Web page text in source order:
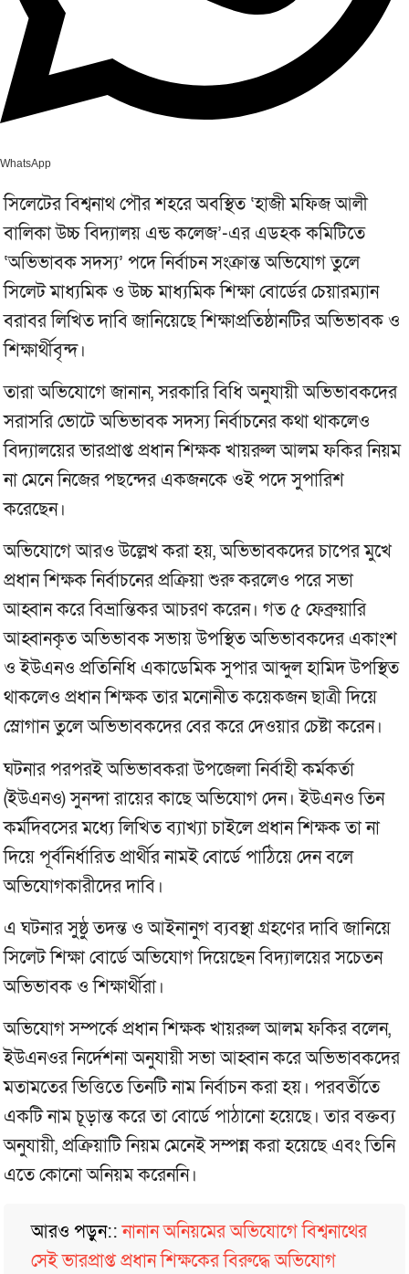
WhatsApp
সিলেটের বিশ্বনাথ পৌর শহরে অবস্থিত ‘হাজী মফিজ আলী
বালিকা উচ্চ বিদ্যালয় এন্ড কলেজ’-এর এডহক কমিটিতে
‘অভিভাবক সদস্য’ পদে নির্বাচন সংক্রান্ত অভিযোগ তুলে
সিলেট মাধ্যমিক ও উচ্চ মাধ্যমিক শিক্ষা বোর্ডের চেয়ারম্যান
বরাবর লিখিত দাবি জানিয়েছে শিক্ষাপ্রতিষ্ঠানটির অভিভাবক ও
শিক্ষার্থীবৃন্দ।
তারা অভিযোগে জানান, সরকারি বিধি অনুযায়ী অভিভাবকদের
সরাসরি ভোটে অভিভাবক সদস্য নির্বাচনের কথা থাকলেও
বিদ্যালয়ের ভারপ্রাপ্ত প্রধান শিক্ষক খায়রুল আলম ফকির নিয়ম
না মেনে নিজের পছন্দের একজনকে ওই পদে সুপারিশ
করেছেন।
অভিযোগে আরও উল্লেখ করা হয়, অভিভাবকদের চাপের মুখে
প্রধান শিক্ষক নির্বাচনের প্রক্রিয়া শুরু করলেও পরে সভা
আহ্বান করে বিভ্রান্তিকর আচরণ করেন। গত ৫ ফেব্রুয়ারি
আহ্বানকৃত অভিভাবক সভায় উপস্থিত অভিভাবকদের একাংশ
ও ইউএনও প্রতিনিধি একাডেমিক সুপার আব্দুল হামিদ উপস্থিত
থাকলেও প্রধান শিক্ষক তার মনোনীত কয়েকজন ছাত্রী দিয়ে
স্লোগান তুলে অভিভাবকদের বের করে দেওয়ার চেষ্টা করেন।
ঘটনার পরপরই অভিভাবকরা উপজেলা নির্বাহী কর্মকর্তা
(ইউএনও) সুনন্দা রায়ের কাছে অভিযোগ দেন। ইউএনও তিন
কর্মদিবসের মধ্যে লিখিত ব্যাখ্যা চাইলে প্রধান শিক্ষক তা না
দিয়ে পূর্বনির্ধারিত প্রার্থীর নামই বোর্ডে পাঠিয়ে দেন বলে
অভিযোগকারীদের দাবি।
এ ঘটনার সুষ্ঠু তদন্ত ও আইনানুগ ব্যবস্থা গ্রহণের দাবি জানিয়ে
সিলেট শিক্ষা বোর্ডে অভিযোগ দিয়েছেন বিদ্যালয়ের সচেতন
অভিভাবক ও শিক্ষার্থীরা।
অভিযোগ সম্পর্কে প্রধান শিক্ষক খায়রুল আলম ফকির বলেন,
ইউএনওর নির্দেশনা অনুযায়ী সভা আহ্বান করে অভিভাবকদের
মতামতের ভিত্তিতে তিনটি নাম নির্বাচন করা হয়। পরবর্তীতে
একটি নাম চূড়ান্ত করে তা বোর্ডে পাঠানো হয়েছে। তার বক্তব্য
অনুযায়ী, প্রক্রিয়াটি নিয়ম মেনেই সম্পন্ন করা হয়েছে এবং তিনি
এতে কোনো অনিয়ম করেননি।
আরও পড়ুন::নানান অনিয়মের অভিযোগে বিশ্বনাথের
সেই ভারপ্রাপ্ত প্রধান শিক্ষকের বিরুদ্ধে অভিযোগ